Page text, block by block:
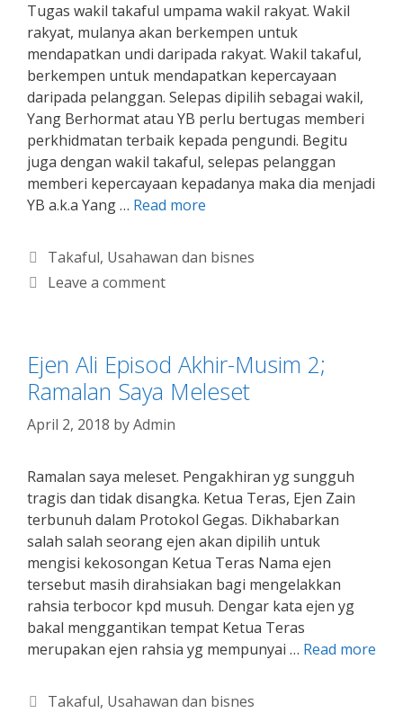
Tugas wakil takaful umpama wakil rakyat. Wakil
rakyat, mulanya akan berkempen untuk
mendapatkan undi daripada rakyat. Wakil takaful,
berkempen untuk mendapatkan kepercayaan
daripada pelanggan. Selepas dipilih sebagai wakil,
Yang Berhormat atau YB perlu bertugas memberi
perkhidmatan terbaik kepada pengundi. Begitu
juga dengan wakil takaful, selepas pelanggan
memberi kepercayaan kepadanya maka dia menjadi
YB a.k.a Yang … Read more
Categories
Takaful, Usahawan dan bisnes
Leave a comment
Ejen Ali Episod Akhir-Musim 2;
Ramalan Saya Meleset
April 2, 2018 byAdmin
Ramalan saya meleset. Pengakhiran yg sungguh
tragis dan tidak disangka. Ketua Teras, Ejen Zain
terbunuh dalam Protokol Gegas. Dikhabarkan
salah salah seorang ejen akan dipilih untuk
mengisi kekosongan Ketua Teras Nama ejen
tersebut masih dirahsiakan bagi mengelakkan
rahsia terbocor kpd musuh. Dengar kata ejen yg
bakal menggantikan tempat Ketua Teras
merupakan ejen rahsia yg mempunyai … Read more
Categories
Takaful, Usahawan dan bisnes